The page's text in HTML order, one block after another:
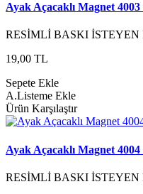
Ayak Açacaklı Magnet
RESİMLİ BASKI
19,00 TL
Sepete Ekle
A.Listeme Ekle
Ürün Karşılaştır
Ayak Açacaklı Magnet
RESİMLİ BASKI